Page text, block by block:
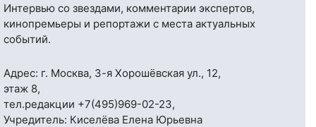
Интервью со звездами, комментарии экспертов,
кинопремьеры и репортажи с места актуальных
событий.
Адрес: г. Москва, 3-я Хорошёвская ул., 12,
этаж 8,
тел.редакции +7(495)969-02-23,
Учредитель: Киселёва Елена Юрьевна